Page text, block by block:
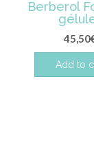
Berberol
45,50
Add to